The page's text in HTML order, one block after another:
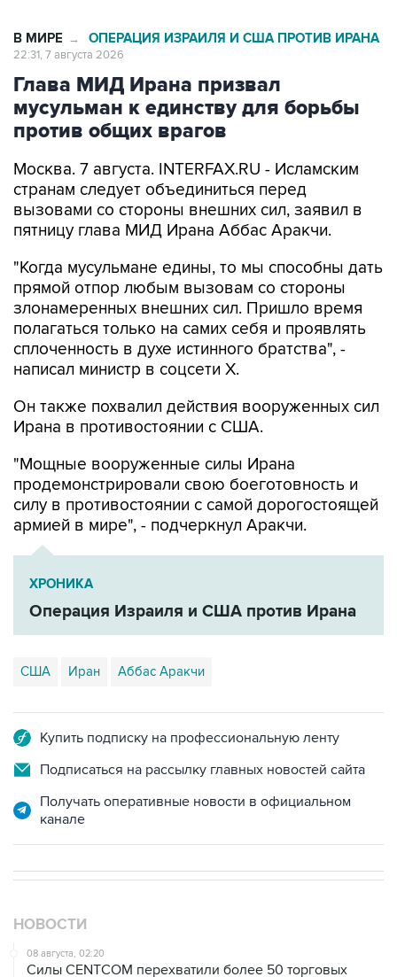
Глава МИД Ирана призвал
мусульман к единству для борьбы
против общих врагов
Москва. 7 августа. INTERFAX.RU - Исламским
вызовами со стороны внешних сил, заявил в
пятницу глава МИД Ирана Аббас Аракчи.
"Когда мусульмане едины, то мы способны дать
злонамеренных внешних сил. Пришло время
полагаться только на самих себя и проявлять
сплоченность в духе истинного братства", -
написал министр в соцсети Х.
Он также похвалил действия вооруженных сил
"Мощные вооруженные силы Ирана
силу в противостоянии с самой дорогостоящей
армией в мире", - подчеркнул Аракчи.
ХРОНИКА
Операция Израиля и США против Ирана
США Иран Аббас Аракчи
Подписаться на рассылку главных новостей сайта
Получать оперативные новости в официальном
08 августа, 02:20
Силы CENTCOM перехватили более 50 торговых
судов после возобновления блокады Ирана